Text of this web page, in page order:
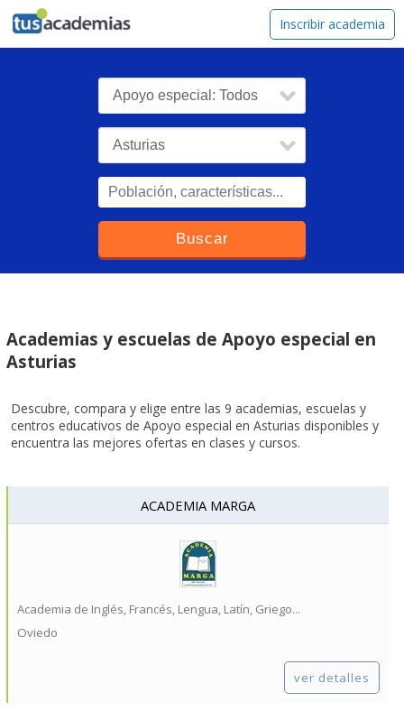
tusacademias Inscribir academia
Academias y escuelas de Apoyo especial en
Asturias
Descubre, compara y elige entre las 9 academias, escuelas y
centros educativos de Apoyo especial en Asturias disponibles y
encuentra las mejores ofertas en clases y cursos.
ACADEMIA MARGA
Academia de Inglés, Francés, Lengua, Latín, Griego...
Oviedo
ver detalles